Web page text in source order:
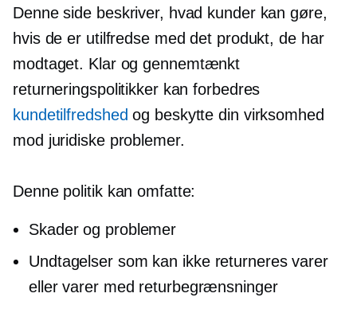
Denne side beskriver, hvad kunder kan gøre,
hvis de er utilfredse med det produkt, de har
modtaget. Klar oggennemtænkt
returneringspolitikker kan forbedres
kundetilfredshed og beskytte din virksomhed
mod juridiske problemer.
Denne politik kan omfatte:
Skader og problemer
Undtagelser som kan ikke returneresvarer
eller varer med returbegrænsninger